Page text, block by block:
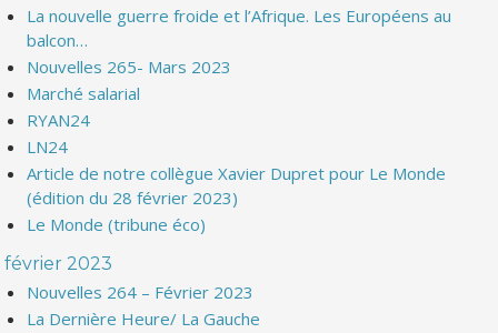
La nouvelle guerre froide et l’Afrique. Les Européens au
balcon…
Nouvelles 265- Mars 2023
Marché salarial
RYAN24
LN24
Article de notre collègue Xavier Dupret pour Le Monde
(édition du 28 février 2023)
Le Monde (tribune éco)
février 2023
Nouvelles 264 – Février 2023
La Dernière Heure/ La Gauche